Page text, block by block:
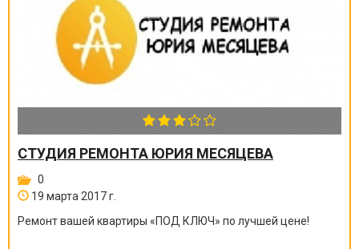
СТУДИЯ РЕМОНТА ЮРИЯ МЕСЯЦЕВА
0
19 марта 2017 г.
Ремонт вашей квартиры «ПОД КЛЮЧ» по лучшей цене!